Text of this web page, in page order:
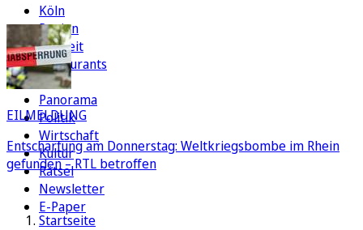
Köln
Region
Freizeit
Restaurants
FC
Panorama
Politik
Wirtschaft
Kultur
Rätsel
Newsletter
E-Paper
EILMELDUNG
Entschärfung am Donnerstag: Weltkriegsbombe im Rhein
gefunden – RTL betroffen
Startseite